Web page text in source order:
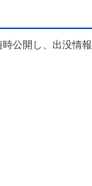
時公開し、出没情報